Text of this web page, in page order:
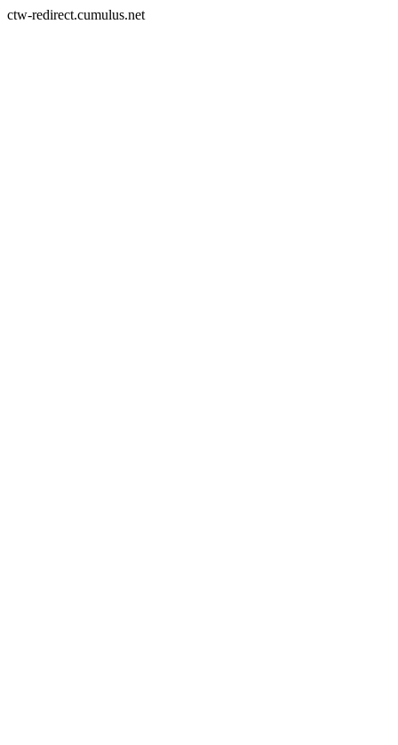
ctw-redirect.cumulus.net